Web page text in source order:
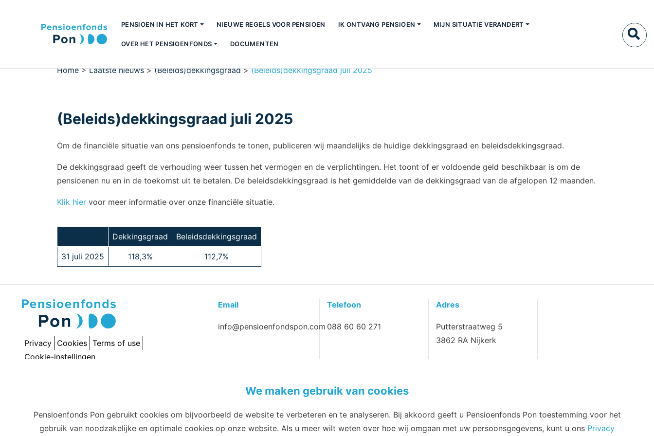
PENSIOEN IN HET KORT NIEUWE REGELS VOOR PENSIOEN IK ONTVANG PENSIOEN MIJN SITUATIE VERANDERT
OVER HET PENSIOENFONDS DOCUMENTEN
Home>Laatste nieuws>(Beleids)dekkingsgraad>(Beleids)dekkingsgraad juli 2025
(Beleids)dekkingsgraad juli 2025
Om de financiële situatie van ons pensioenfonds te tonen, publiceren wij maandelijks de huidige dekkingsgraad en beleidsdekkingsgraad.
De dekkingsgraad geeft de verhouding weer tussen het vermogen en de verplichtingen. Het toont of er voldoende geld beschikbaar is om de
pensioenen nu en in de toekomst uit te betalen. De beleidsdekkingsgraad is het gemiddelde van de dekkingsgraad van de afgelopen 12 maanden.
Klik hier voor meer informatie over onze financiële situatie.
Dekkingsgraad Beleidsdekkingsgraad
31 juli 2025 118,3% 112,7%
Privacy Cookies Terms of use
Cookie-instellingen
Email
info@pensioenfondspon.com
Telefoon
088 60 60 271
Adres
Putterstraatweg 5
3862 RA Nijkerk
We maken gebruik van cookies
Pensioenfonds Pon gebruikt cookies om bijvoorbeeld de website te verbeteren en te analyseren. Bij akkoord geeft u Pensioenfonds Pon toestemming voor het
gebruik van noodzakelijke en optimale cookies op onze website. Als u meer wilt weten over hoe wij omgaan met uw persoonsgegevens, kunt u ons Privacy